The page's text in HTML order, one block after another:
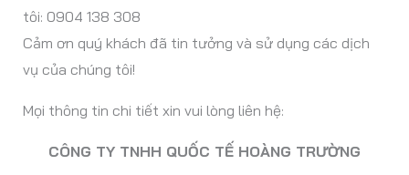
tôi: 0904 138 308
Cảm ơn quý khách đã tin tưởng và sử dụng các dịch
vụ của chúng tôi!
Mọi thông tin chi tiết xin vui lòng liên hệ:
CÔNG TY TNHH QUỐC TẾ HOÀNG TRƯỜNG